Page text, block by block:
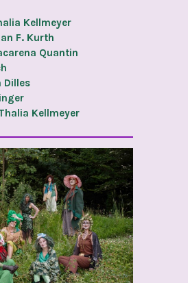
Kellmeyer
F. Kurth
Quantin
Dilles
Kellmeyer